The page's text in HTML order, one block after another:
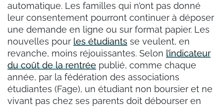
automatique. Les familles qui n’ont pas donné
leur consentement pourront continuer à déposer
une demande en ligne ou sur format papier. Les
nouvelles pour les étudiants se veulent, en
revanche, moins réjouissantes. Selon l’indicateur
du coût de la rentrée publié, comme chaque
année, par la fédération des associations
étudiantes (Fage), un étudiant non boursier et ne
vivant pas chez ses parents doit débourser en